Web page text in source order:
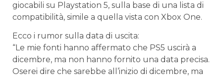
giocabili su Playstation 5, sulla base di una lista di
compatibilità, simile a quella vista con Xbox One.
Ecco i rumor sulla data di uscita:
“Le mie fonti hanno affermato che PS5 uscirà a
dicembre, ma non hanno fornito una data precisa.
Oserei dire che sarebbe all’inizio di dicembre, ma